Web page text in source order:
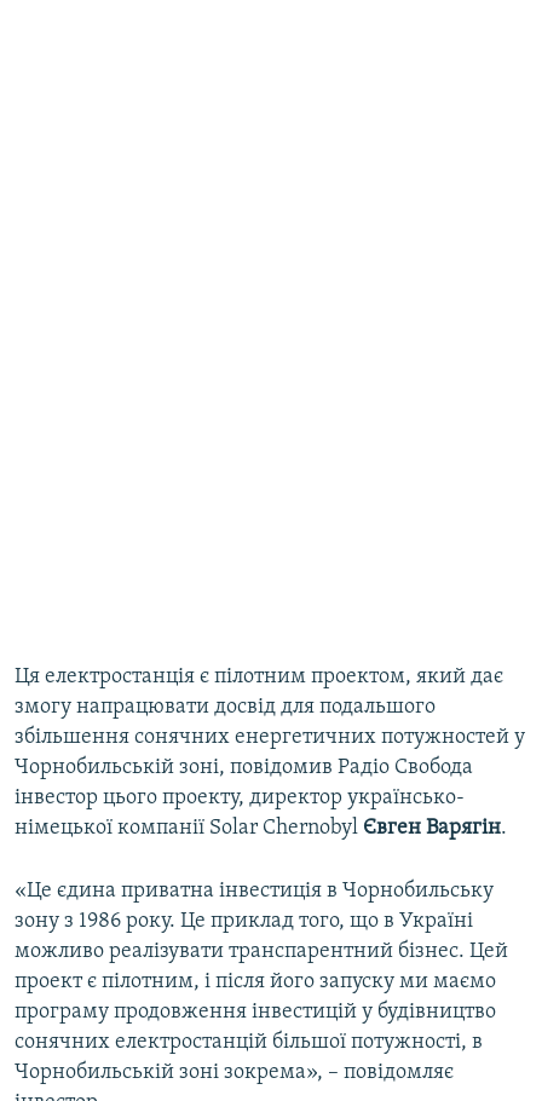
Ця електростанція є пілотним проектом, який дає
змогу напрацювати досвід для подальшого
збільшення сонячних енергетичних потужностей у
Чорнобильській зоні, повідомив Радіо Свобода
інвестор цього проекту, директор українсько-
німецької компанії Solar Chernobyl Євген Варягін.
«Це єдина приватна інвестиція в Чорнобильську
зону з 1986 року. Це приклад того, що в Україні
можливо реалізувати транспарентний бізнес. Цей
проект є пілотним, і після його запуску ми маємо
програму продовження інвестицій у будівництво
сонячних електростанцій більшої потужності, в
Чорнобильській зоні зокрема», – повідомляє